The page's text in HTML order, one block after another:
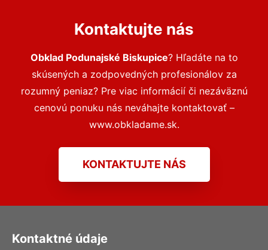
Kontaktujte nás
Obklad Podunajské Biskupice? Hľadáte na to
skúsených a zodpovedných profesionálov za
rozumný peniaz? Pre viac informácií či nezáväznú
cenovú ponuku nás neváhajte kontaktovať –
www.obkladame.sk.
KONTAKTUJTE NÁS
Kontaktné údaje